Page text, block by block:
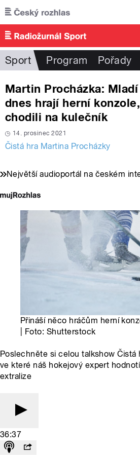
Přejít k hlavnímu obsahu
Sport Program Pořady
Martin Procházka:
dnes hrají herní
chodili na kulečník
14. prosinec 2021
Čistá hra Martina Procházky
Největší audioportál na českém
Přináší něco hráčům herní
| Foto: Shutterstock
Poslechněte si celou talkshow Čistá
ve které náš hokejový expert
extralize
36:37